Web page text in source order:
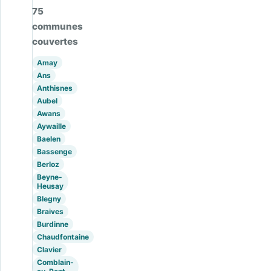
75
communes
couvertes
Amay
Ans
Anthisnes
Aubel
Awans
Aywaille
Baelen
Bassenge
Berloz
Beyne-
Heusay
Blegny
Braives
Burdinne
Chaudfontaine
Clavier
Comblain-